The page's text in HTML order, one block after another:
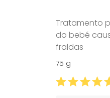
Tratamento
do bebé
fraldas
75 g